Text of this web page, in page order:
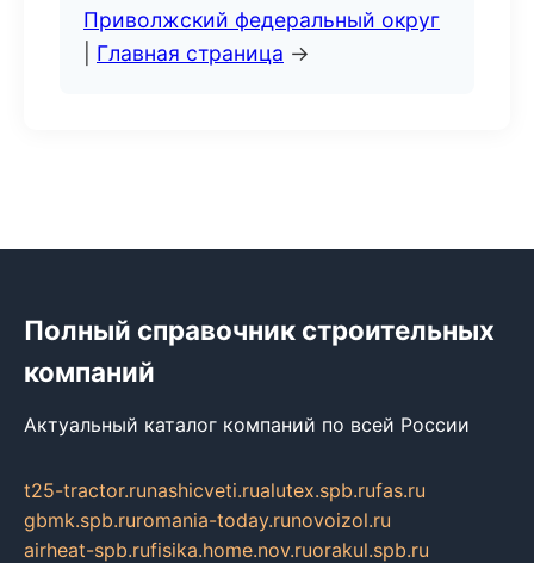
Приволжский федеральный округ
Главная страница →
Полный справочник строительных
компаний
Актуальный каталог компаний по всей России
t25-tractor.runashicveti.rualutex.spb.rufas.ru
gbmk.spb.ruromania-today.runovoizol.ru
airheat-spb.rufisika.home.nov.ruorakul.spb.ru